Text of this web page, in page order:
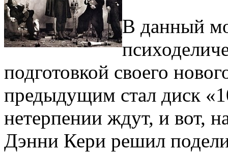
В данный
подготовкой своего
предыдущим стал диск
нетерпении ждут, и вот,
Дэнни Кери решил